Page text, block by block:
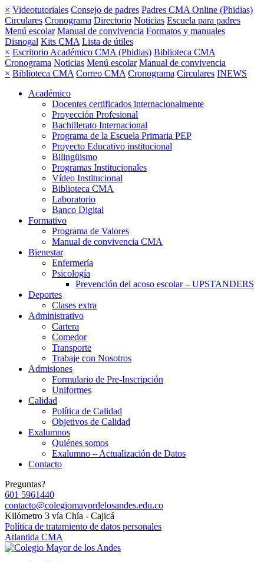
× Videotutoriales Consejo de padres Padres CMA Online (Phidias)
Circulares Cronograma Directorio Noticias Escuela para padres
Menú escolar Manual de convivencia Formatos y manuales
Disnogal Kits CMA Lista de útiles
× Escritorio Académico CMA (Phidias) Biblioteca CMA
Cronograma Noticias Menú escolar Manual de convivencia
× Biblioteca CMA Correo CMA Cronograma Circulares INEWS
Académico
Docentes certificados internacionalmente
Proyección Profesional
Bachillerato Internacional
Programa de la Escuela Primaria PEP
Proyecto Educativo institucional
Bilingüismo
Programas Institucionales
Vídeo Institucional
Biblioteca CMA
Laboratorio
Banco Digital
Formativo
Programa de Valores
Manual de convivencia CMA
Bienestar
Enfermería
Psicología
Prevención del acoso escolar – UPSTANDERS
Deportes
Clases extra
Administrativo
Cartera
Comedor
Transporte
Trabaje con Nosotros
Admisiones
Formulario de Pre-Inscripción
Uniformes
Calidad
Política de Calidad
Objetivos de Calidad
Exalumnos
Quiénes somos
Exalumno – Actualización de Datos
Contacto
Preguntas?
601 5961440
contacto@colegiomayordelosandes.edu.co
Kilómetro 3 vía Chía - Cajicá
Política de tratamiento de datos personales
Atlantida CMA